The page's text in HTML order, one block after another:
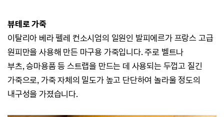
뷰테로 가죽
이탈리아 베라 펠레 컨소시엄의 일원인 발피에르가 프랑스 고급
원피만을 사용해 만든 마구용 가죽입니다.주로 벨트나
부츠,승마용품 등 스트랩을 만드는 데 사용되는 두껍고 질긴
가죽으로, 가죽 자체의 밀도가 높고 단단하여 놀라울 정도의
내구성을 가졌습니다.